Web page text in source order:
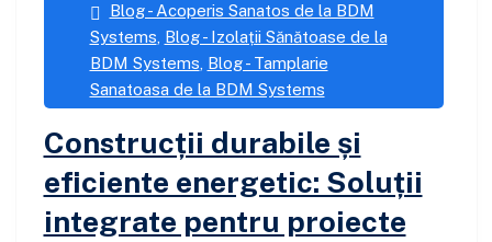
Blog - Acoperis Sanatos de la BDM
Systems Blog - Izolații Sănătoase de la
BDM Systems Blog - Tamplarie
Sanatoasa de la BDM Systems
Construcții durabile și
eficiente energetic: Soluții
integrate pentru proiecte